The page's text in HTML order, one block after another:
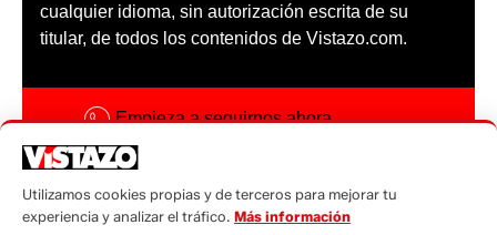
cualquier idioma, sin autorización escrita de su
titular, de todos los contenidos de Vistazo.com.
Empieza a seguirnos ahora
Código ética
Utilizamos cookies propias y de terceros para mejorar tu
experiencia y analizar el tráfico. Más información